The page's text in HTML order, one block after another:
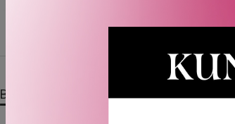
BESKRIVELSE